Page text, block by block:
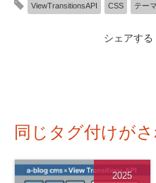
ViewTransitionsAPI CSS テーマ
シェアする
同じタグ付けが
2025